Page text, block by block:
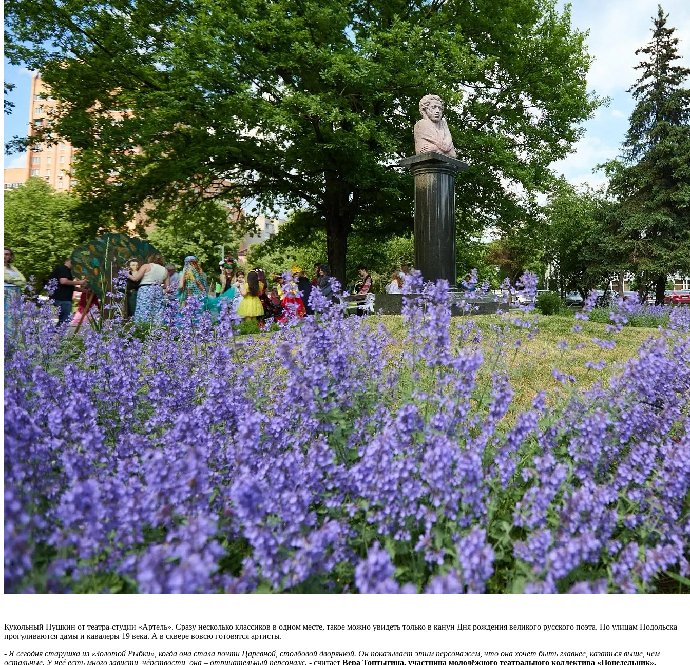
Кукольный Пушкин от театра-студии «Артель». Сразу несколько классиков в одном месте, такое можно увидеть только в канун Дня рождения великого русского поэта. По улицам Подольска
прогуливаются дамы и кавалеры 19 века. А в сквере вовсю готовятся артисты.
- Я сегодня старушка из «Золотой Рыбки», когда она стала почти Царевной, столбовой дворянкой. Он показывает этим персонажем, что она хочет быть главнее, казаться выше, чем
остальные. У неё есть много зависти, чёрствости, она – отрицательный персонаж, - считает Вера Топтыгина, участница молодёжного театрального коллектива «Понедельник».